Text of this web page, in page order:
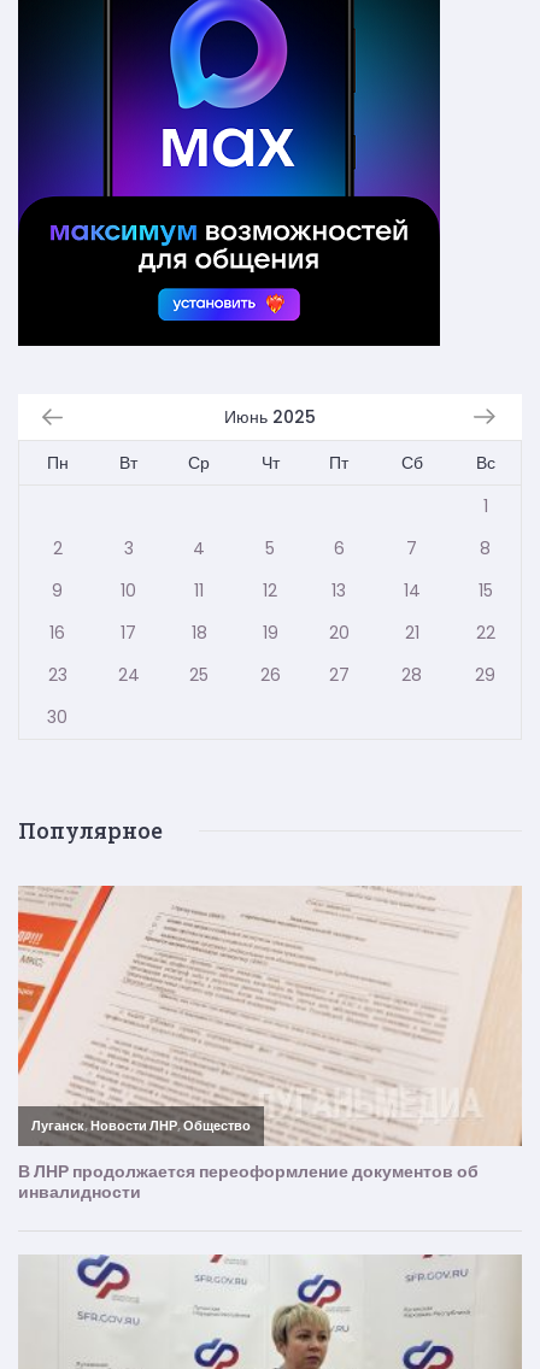
Июнь 2025
Пн
Вт Ср Чт Пт Сб
Вс
1
2
3 4 5 6 7
8
9
10 11 12 13 14
15
16
17 18 19 20 21
22
23
24 25 26 27 28
29
30
Популярное